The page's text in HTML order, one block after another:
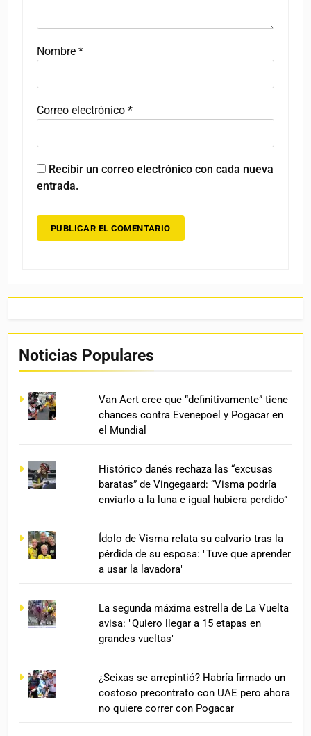
Nombre *
Correo electrónico *
Recibir un correo electrónico con cada nueva
entrada.
Noticias Populares
Van Aert cree que “definitivamente” tiene
chances contra Evenepoel y Pogacar en
el Mundial
Histórico danés rechaza las “excusas
baratas” de Vingegaard: “Visma podría
enviarlo a la luna e igual hubiera perdido”
Ídolo de Visma relata su calvario tras la
pérdida de su esposa: "Tuve que aprender
a usar la lavadora"
La segunda máxima estrella de La Vuelta
avisa: "Quiero llegar a 15 etapas en
grandes vueltas"
¿Seixas se arrepintió? Habría firmado un
costoso precontrato con UAE pero ahora
no quiere correr con Pogacar